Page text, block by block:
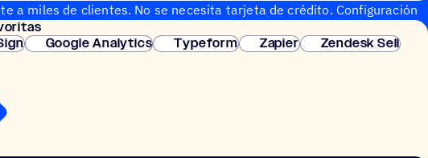
a miles de clientes. No se necesita tarjeta de crédito. Configuración
Google Analytics Typeform Zapier Zendesk Sell